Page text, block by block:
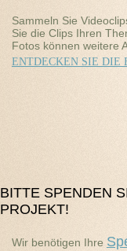
Sammeln Sie
Sie die Clips Ihren
Fotos können weitere
ENTDECKEN SIE DIE
BITTE SPENDEN
PROJEKT!
Wir benötigen Ihre